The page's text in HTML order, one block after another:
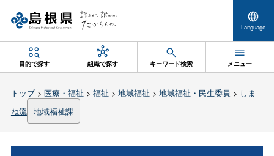
Language
目的で探す 組織で探す キーワード検索 メニュー
トップ> 医療・福祉 > 福祉 > 地域福祉 > 地域福祉・民生委員 > しま
ね流 地域福祉課